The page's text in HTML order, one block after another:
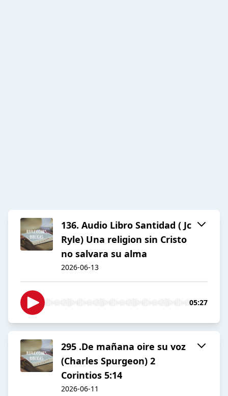
136. Audio Libro Santidad ( Jc
Ryle) Una religion sin Cristo
no salvara su alma
2026-06-13
05:27
295 .De mañana oire su voz
(Charles Spurgeon) 2
Corintios 5:14
2026-06-11